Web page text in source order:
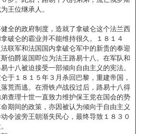
王位继承人。
的政府制度，造就了拿破仑这个法兰西
破仑的霸业并不能维持很久。１８１４
联军和法国国内拿破仑军中的新贵的奉迎
伯爵返国即位为法王路易十八。在军队和
十八被迫接受一部倾向自由主义的宪法。
１８１５年３月杀回巴黎，重建帝国，
荒而逃。在滑铁卢战役过后，路易十八得
查理十世一直致力维护保王党在国会的势
期间的政策，亦因被认为倾向于自由主义
令波旁王朝渐失民心，最终导致１８３０